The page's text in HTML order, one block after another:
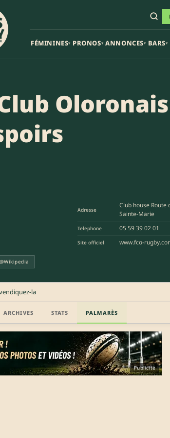
FÉMININES▾ PRONOS▾ ANNONCES▾ BARS▾
Adresse
Club house Route
Sainte-Marie
Telephone 05 59 39 02 01
Site officiel www.fco-
@Wikipedia
la
ARCHIVES STATS PALMARÈS
Publicité